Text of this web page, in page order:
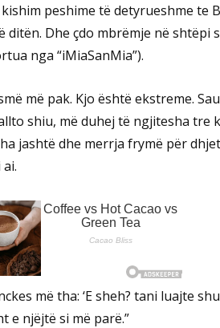
peshime të detyrueshme te
Dhe çdo mbrëmje në shtëpi
nga “iMiaSanMia”).
më pak. Kjo është ekstreme.
shiu, më duhej të ngjitesha tre
jashtë dhe merrja frymë për
më tha: ‘E sheh? tani luajte
e njëjtë si më parë.”